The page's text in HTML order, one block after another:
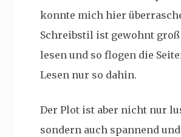
konnte mich hier
Schreibstil ist gewohnt
lesen und so flogen die
Lesen nur so dahin.
Der Plot ist aber nicht nur
sondern auch spannend und